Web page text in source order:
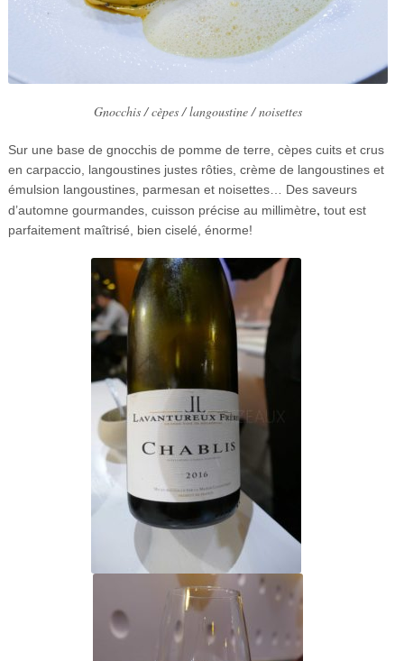
Gnocchis / cèpes / langoustine / noisettes
Sur une base de gnocchis de pomme de terre, cèpes cuits et crus
en carpaccio, langoustines justes rôties, crème de langoustines et
émulsion langoustines, parmesan et noisettes… Des saveurs
d’automne gourmandes, cuisson précise au millimètre, tout est
parfaitement maîtrisé, bien ciselé, énorme!